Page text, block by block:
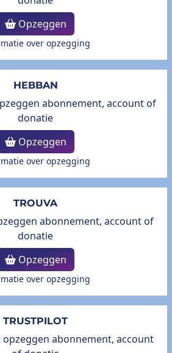
Opzeggen
over opzegging
HEBBAN
Opzeggen
over opzegging
TROUVA
Opzeggen
over opzegging
TRUSTPILOT